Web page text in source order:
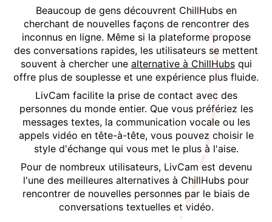
Beaucoup de gens découvrent ChillHubs en
cherchant de nouvelles façons de rencontrer des
inconnus en ligne. Même si la plateforme propose
des conversations rapides, les utilisateurs se mettent
souvent à chercher une alternative à ChillHubsqui
offre plus de souplesse et une expérience plus fluide.
LivCam facilite la prise de contact avec des
personnes du monde entier. Que vous préfériez les
messages textes, la communication vocale ou les
appels vidéo en tête-à-tête, vous pouvez choisir le
style d'échange qui vous met le plus à l'aise.
Pour de nombreux utilisateurs, LivCam est devenu
l'une des meilleures alternatives à ChillHubs pour
rencontrer de nouvelles personnes par le biais de
conversations textuelles et vidéo.